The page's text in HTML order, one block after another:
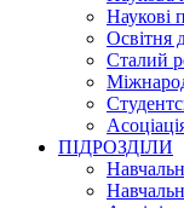
Наукові
Освітня
Сталий
ПІДРОЗДІЛИ